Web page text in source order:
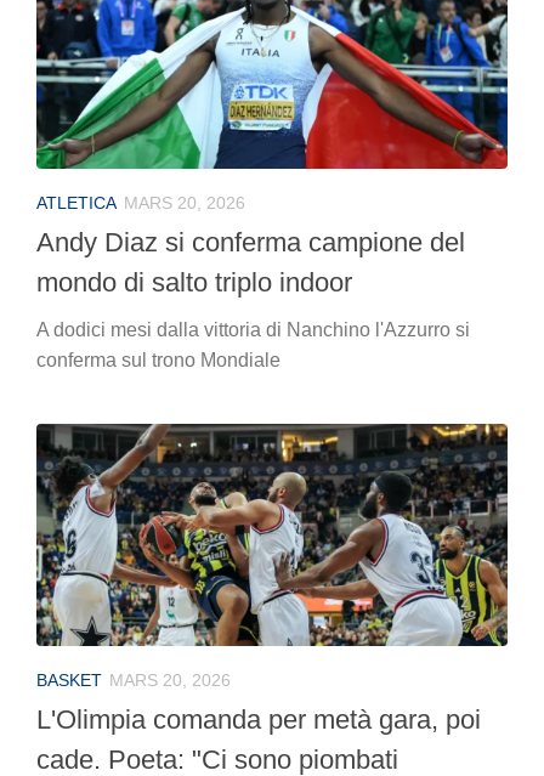
ATLETICA MARS 20, 2026
Andy Diaz si conferma campione del
mondo di salto triplo indoor
A dodici mesi dalla vittoria di Nanchino l'Azzurro si
conferma sul trono Mondiale
BASKET MARS 20, 2026
L'Olimpia comanda per metà gara, poi
cade. Poeta: "Ci sono piombati